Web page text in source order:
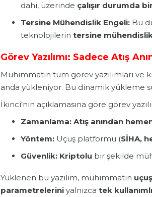
dahi, üzerinde çalışır durumda
Tersine Mühendislik Engeli: Bu
teknolojilerin tersine
Görev Yazılımı: Sadece Atış
Mühimmatın tüm görev yazılımları
anda yükleniyor. Bu dinamik yükleme
İkinci'nin açıklamasına göre görev
Zamanlama: Atış anından
Yöntem: Uçuş platformu (SİHA,
Güvenlik: Kriptolu bir şekilde
Yüklenen bu yazılım, mühimmatın
parametrelerini yalnızca tek